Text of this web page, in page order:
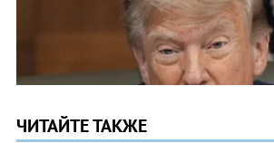
ЧИТАЙТЕ ТАКЖЕ